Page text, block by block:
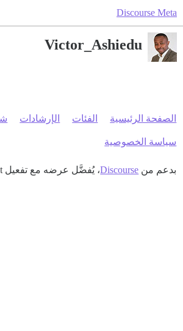
Discourse Meta
Victor_Ashiedu
الصفحة الرئيسية الفئات الإرشادات
سياسة الخصوصية
بدعم من Discourse، يُفضَّل عرضه مع تفعيل JavaScript